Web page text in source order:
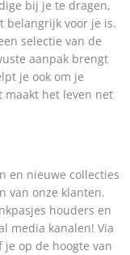
bij je te dragen,
belangrijk voor je is.
selectie van de
aanpak brengt
je ook om je
maakt het leven net
en nieuwe collecties
van onze klanten.
houders en
media kanalen! Via
je op de hoogte van